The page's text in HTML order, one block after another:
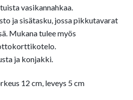
vasikannahkaa.
ja sisätasku, jossa pikkutavarat
Mukana tulee myös
ja konjakki.
12 cm, leveys 5 cm